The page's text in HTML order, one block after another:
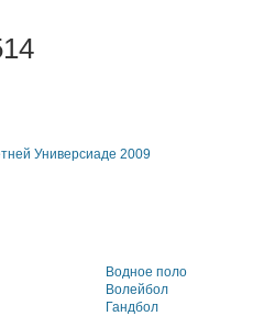
Универсиаде 2009
Водное поло
Волейбол
Гандбол